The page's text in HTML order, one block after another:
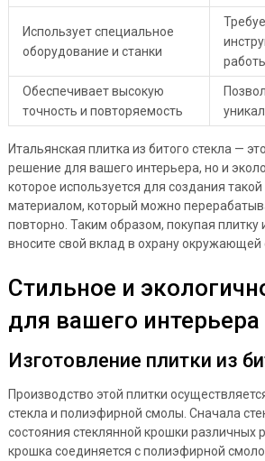
Использует специальное
оборудование и станки
Обеспечивает высокую
точность и повторяемость
Итальянская плитка из битого стекла —
решение для вашего интерьера, но и
которое используется для создания такой
материалом, который можно
повторно. Таким образом, покупая плитку
вносите свой вклад в охрану окружающей
Стильное и
для вашего интерьера
Изготовление плитки из
Производство этой плитки
стекла и полиэфирной смолы. Сначала
состояния стеклянной крошки различных
крошка соединяется с полиэфирной